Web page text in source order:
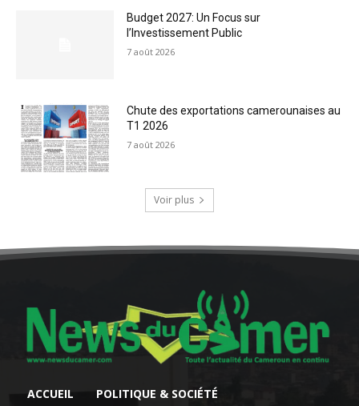
Budget 2027: Un Focus sur
l’Investissement Public
7 août 2026
Chute des exportations camerounaises au
T1 2026
7 août 2026
Voir plus
ACCUEIL POLITIQUE & SOCIÉTÉ